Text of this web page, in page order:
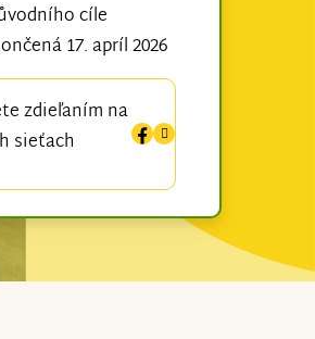
cíle
17. apríl 2026
zdieľaním na
sieťach